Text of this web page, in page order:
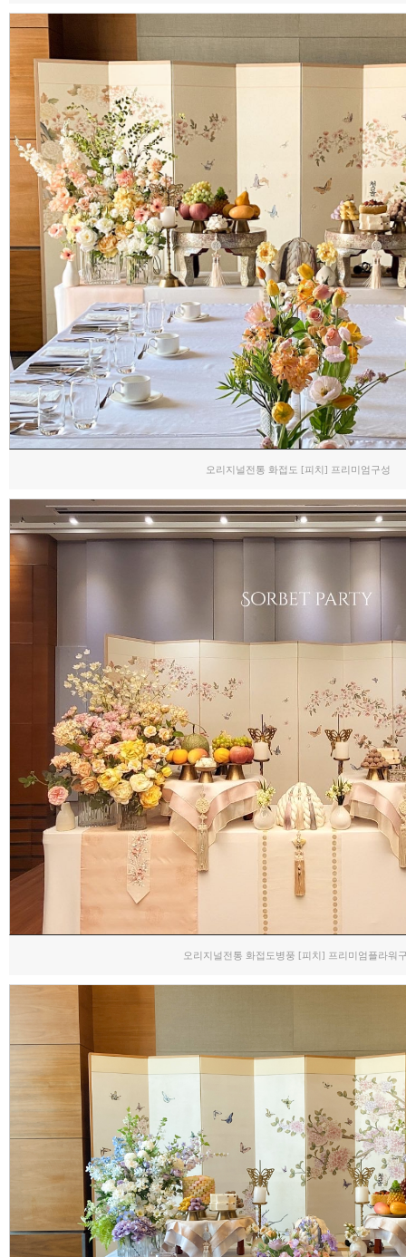
오리지널전통 화접도 [피치] 프리미엄구성
오리지널전통 화접도병풍 [피치] 프리미엄플라워